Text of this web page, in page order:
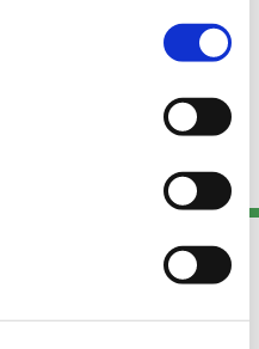
Kont
Links